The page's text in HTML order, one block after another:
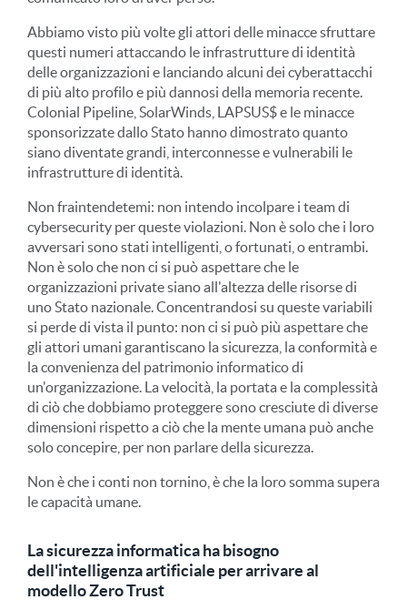
Abbiamo visto più volte gli attori delle minacce sfruttare
questi numeri attaccando le infrastrutture di identità
delle organizzazioni e lanciando alcuni dei cyberattacchi
di più alto profilo e più dannosi della memoria recente.
Colonial Pipeline, SolarWinds, LAPSUS$ e le minacce
sponsorizzate dallo Stato hanno dimostrato quanto
siano diventate grandi, interconnesse e vulnerabili le
infrastrutture di identità.
Non fraintendetemi: non intendo incolpare i team di
cybersecurity per queste violazioni. Non è solo che i loro
avversari sono stati intelligenti, o fortunati, o entrambi.
Non è solo che non ci si può aspettare che le
organizzazioni private siano all'altezza delle risorse di
uno Stato nazionale. Concentrandosi su queste variabili
si perde di vista il punto: non ci si può più aspettare che
gli attori umani garantiscano la sicurezza, la conformità e
la convenienza del patrimonio informatico di
un'organizzazione. La velocità, la portata e la complessità
di ciò che dobbiamo proteggere sono cresciute di diverse
dimensioni rispetto a ciò che la mente umana può anche
solo concepire, per non parlare della sicurezza.
Non è che i conti non tornino, è che la loro somma supera
le capacità umane.
La sicurezza informatica ha bisogno
dell'intelligenza artificiale per arrivare al
modello Zero Trust